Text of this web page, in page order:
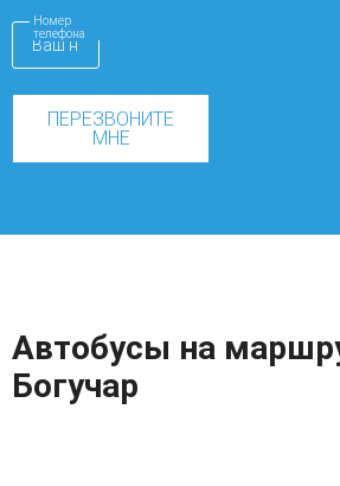
Номер
телефона
ПЕРЕЗВОНИТЕ
МНЕ
Автобусы на
Богучар